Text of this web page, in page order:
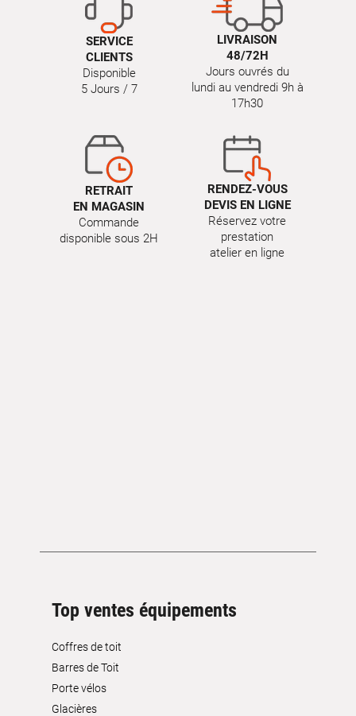
SERVICE
CLIENTS
Disponible
5 Jours / 7
LIVRAISON
48/72H
Jours ouvrés du
lundi au vendredi 9h à
17h30
RETRAIT
EN MAGASIN
Commande
disponible sous 2H
RENDEZ-VOUS
DEVIS EN LIGNE
Réservez votre
prestation
atelier en ligne
Top ventes équipements
Coffres de toit
Barres de Toit
Porte vélos
Glacières